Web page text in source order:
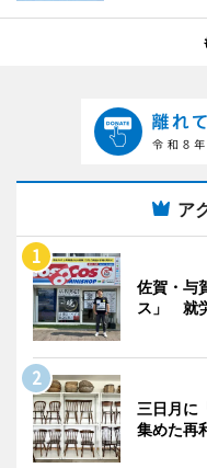
ア
佐賀・与
ス」 就
三日月に
集めた再